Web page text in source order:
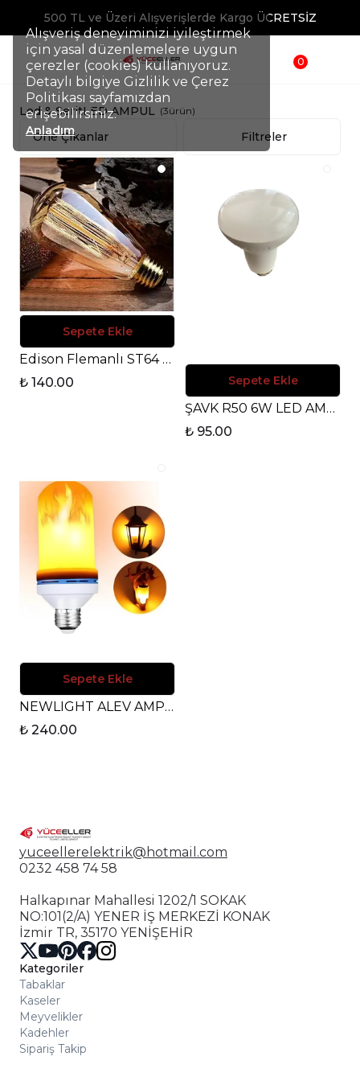
Alışveriş deneyiminizi iyileştirmek
için yasal düzenlemelere uygun
çerezler (cookies) kullanıyoruz.
Detaylı bilgiye Gizlilik ve Çerez
Politikası sayfamızdan
erişebilirsiniz.
Anladım
500 TL ve Üzeri Alışverişlerde Kargo ÜCRETSİZ
0
Led & ŞeritLED AMPUL (3ürün)
Filtreler
Sepete Ekle
Edison Flemanlı ST64 Rustik 40W E27 Duy Dekoratif Armut Ampul
₺ 140.00
Sepete Ekle
ŞAVK R50 6W LED AMPUL 420 LUMEN 3000K - GÜNIŞIĞI
₺ 95.00
Sepete Ekle
NEWLIGHT ALEV AMPUL 7W LED - 3 FONKSİYONLU
₺ 240.00
yuceellerelektrik@hotmail.com
0232 458 74 58
Halkapınar Mahallesi 1202/1 SOKAK
NO:101(2/A) YENER İŞ MERKEZİ KONAK
İzmir TR, 35170 YENİŞEHİR
Kategoriler
Tabaklar
Kaseler
Meyvelikler
Kadehler
Sipariş Takip